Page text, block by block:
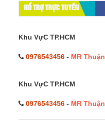
HỔ TRỢ TRỰC TUYẾN
Khu VựC TP.HCM
0976543456 - MR Thuận
Khu VựC TP.HCM
0976543456 - MR Thuận